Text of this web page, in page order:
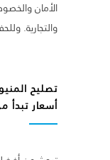
الأمان
والتجارية.
أسعار تبدأ من 3